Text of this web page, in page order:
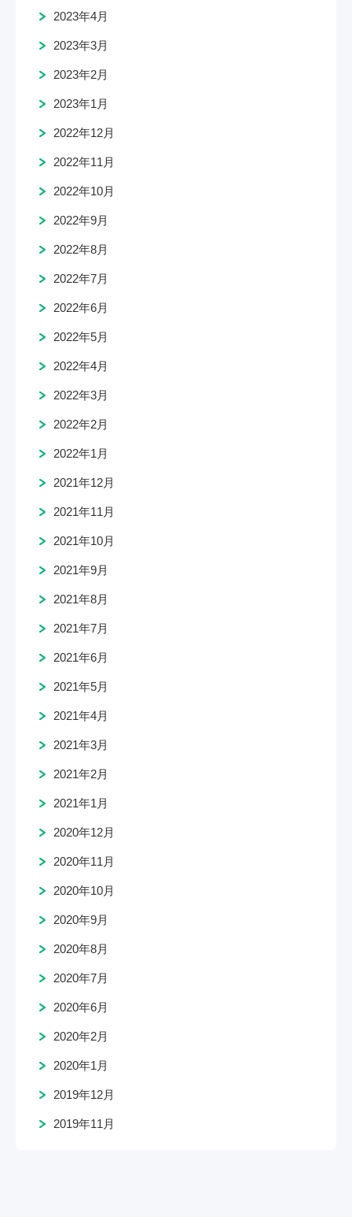
2023年4月
2023年3月
2023年2月
2023年1月
2022年12月
2022年11月
2022年10月
2022年9月
2022年8月
2022年7月
2022年6月
2022年5月
2022年4月
2022年3月
2022年2月
2022年1月
2021年12月
2021年11月
2021年10月
2021年9月
2021年8月
2021年7月
2021年6月
2021年5月
2021年4月
2021年3月
2021年2月
2021年1月
2020年12月
2020年11月
2020年10月
2020年9月
2020年8月
2020年7月
2020年6月
2020年2月
2020年1月
2019年12月
2019年11月